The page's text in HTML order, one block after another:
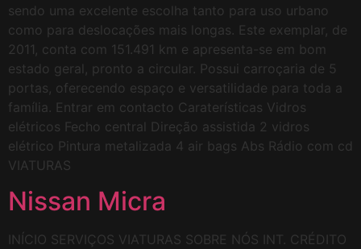
sendo uma excelente escolha tanto para uso urbano
como para deslocações mais longas. Este exemplar, de
2011, conta com 151.491 km e apresenta-se em bom
estado geral, pronto a circular. Possui carroçaria de 5
portas, oferecendo espaço e versatilidade para toda a
família. Entrar em contacto Caraterísticas Vidros
elétricos Fecho central Direção assistida 2 vidros
elétrico Pintura metalizada 4 air bags Abs Rádio com cd
VIATURAS
Nissan Micra
INÍCIO SERVIÇOS VIATURAS SOBRE NÓS INT. CRÉDITO